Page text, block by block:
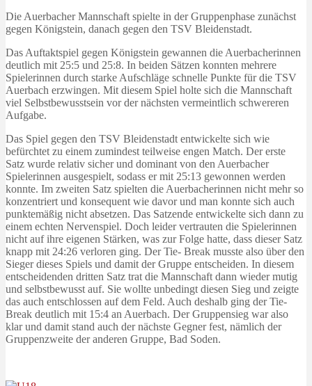
Die Auerbacher Mannschaft spielte in der Gruppenphase zunächst
gegen Königstein, danach gegen den TSV Bleidenstadt.
Das Auftaktspiel gegen Königstein gewannen die Auerbacherinnen
deutlich mit 25:5 und 25:8. In beiden Sätzen konnten mehrere
Spielerinnen durch starke Aufschläge schnelle Punkte für die TSV
Auerbach erzwingen. Mit diesem Spiel holte sich die Mannschaft
viel Selbstbewusstsein vor der nächsten vermeintlich schwereren
Aufgabe.
Das Spiel gegen den TSV Bleidenstadt entwickelte sich wie
befürchtet zu einem zumindest teilweise engen Match. Der erste
Satz wurde relativ sicher und dominant von den Auerbacher
Spielerinnen ausgespielt, sodass er mit 25:13 gewonnen werden
konnte. Im zweiten Satz spielten die Auerbacherinnen nicht mehr so
konzentriert und konsequent wie davor und man konnte sich auch
punktemäßig nicht absetzen. Das Satzende entwickelte sich dann zu
einem echten Nervenspiel. Doch leider vertrauten die Spielerinnen
nicht auf ihre eigenen Stärken, was zur Folge hatte, dass dieser Satz
knapp mit 24:26 verloren ging. Der Tie- Break musste also über den
Sieger dieses Spiels und damit der Gruppe entscheiden. In diesem
entscheidenden dritten Satz trat die Mannschaft dann wieder mutig
und selbstbewusst auf. Sie wollte unbedingt diesen Sieg und zeigte
das auch entschlossen auf dem Feld. Auch deshalb ging der Tie-
Break deutlich mit 15:4 an Auerbach. Der Gruppensieg war also
klar und damit stand auch der nächste Gegner fest, nämlich der
Gruppenzweite der anderen Gruppe, Bad Soden.